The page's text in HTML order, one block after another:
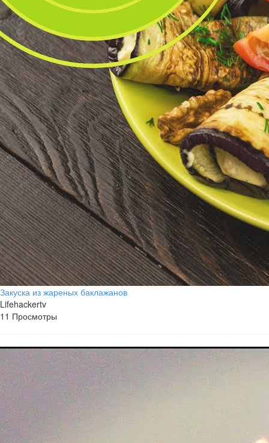
Закуска из жареных баклажанов
Lifehackertv
11 Просмотры